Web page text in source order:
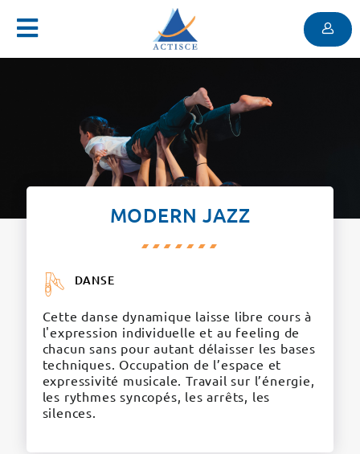
Menu
MODERN JAZZ
DANSE
Cette danse dynamique laisse libre cours à
l'expression individuelle et au feeling de
chacun sans pour autant délaisser les bases
techniques. Occupation de l’espace et
expressivité musicale. Travail sur l’énergie,
les rythmes syncopés, les arrêts, les
silences.